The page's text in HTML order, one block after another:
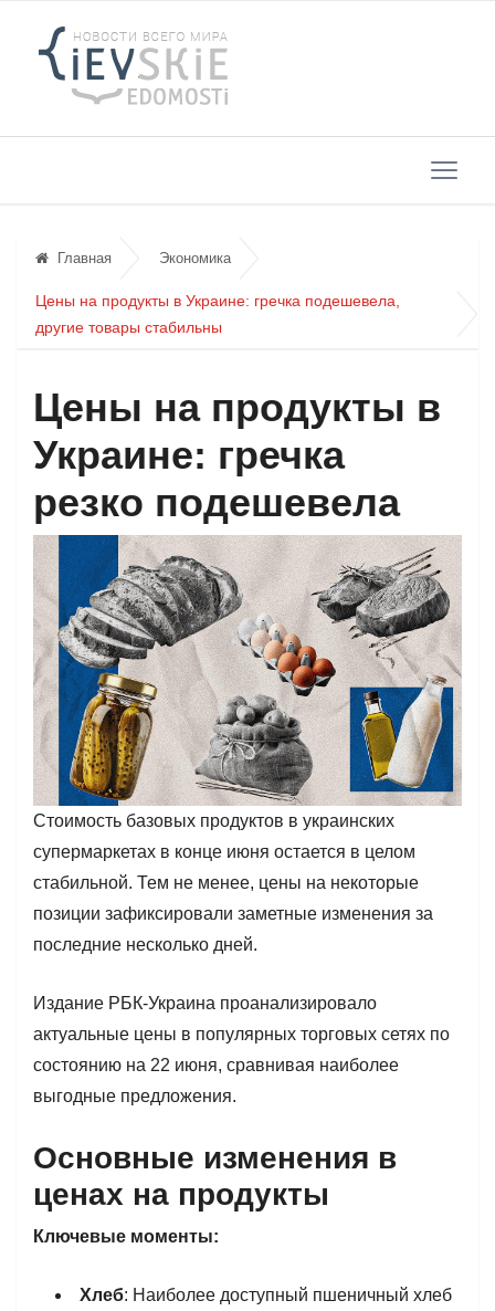
Главная Экономика
Цены на продукты в Украине: гречка подешевела,
другие товары стабильны
Цены на продукты в
Украине: гречка
резко подешевела
Стоимость базовых продуктов в украинских
супермаркетах в конце июня остается в целом
стабильной. Тем не менее, цены на некоторые
позиции зафиксировали заметные изменения за
последние несколько дней.
Издание РБК-Украина проанализировало
актуальные цены в популярных торговых сетях по
состоянию на 22 июня, сравнивая наиболее
выгодные предложения.
Основные изменения в
ценах на продукты
Ключевые моменты:
Хлеб: Наиболее доступный пшеничный хлеб